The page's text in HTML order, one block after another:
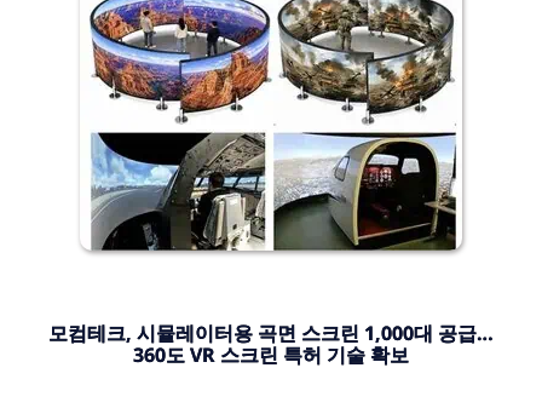
모컴테크, 시뮬레이터용 곡면 스크린 1,000대 공급…
360도 VR 스크린 특허 기술 확보